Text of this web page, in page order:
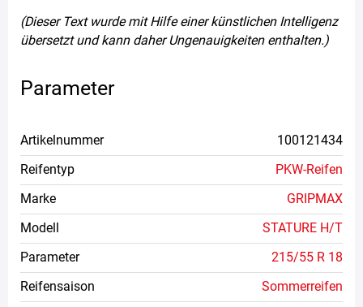
(Dieser Text wurde mit Hilfe einer künstlichen Intelligenz
übersetzt und kann daher Ungenauigkeiten enthalten.)
Parameter
Artikelnummer
100121434
Reifentyp
PKW-Reifen
Marke
GRIPMAX
Modell
STATURE H/T
Parameter
215/55 R 18
Reifensaison
Sommerreifen